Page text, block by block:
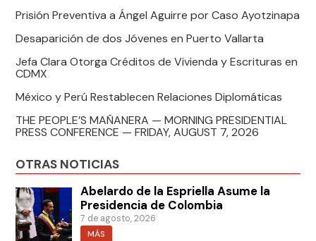
Prisión Preventiva a Ángel Aguirre por Caso Ayotzinapa
Desaparición de dos Jóvenes en Puerto Vallarta
Jefa Clara Otorga Créditos de Vivienda y Escrituras en
CDMX
México y Perú Restablecen Relaciones Diplomáticas
THE PEOPLE’S MAÑANERA — MORNING PRESIDENTIAL
PRESS CONFERENCE — FRIDAY, AUGUST 7, 2026
OTRAS NOTICIAS
Abelardo de la Espriella Asume la
Presidencia de Colombia
7 de agosto, 2026
MÁS